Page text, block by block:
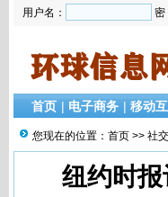
用户名：
首页 | 电子商务 | 移动
您现在的位置： 首页 >> 社
纽约时